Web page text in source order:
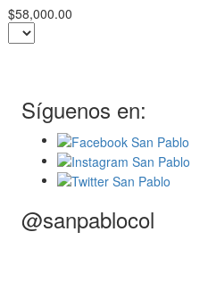
$58,000.00
Síguenos en:
@sanpablocol